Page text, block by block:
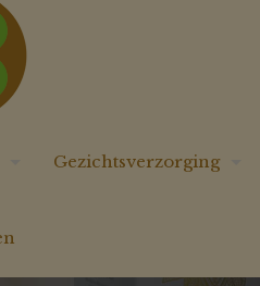
Gezichtsverzorging